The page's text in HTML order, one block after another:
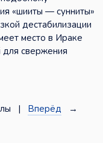
«шииты — сунниты»
дестабилизации
место в Ираке
для свержения
| Вперёд →